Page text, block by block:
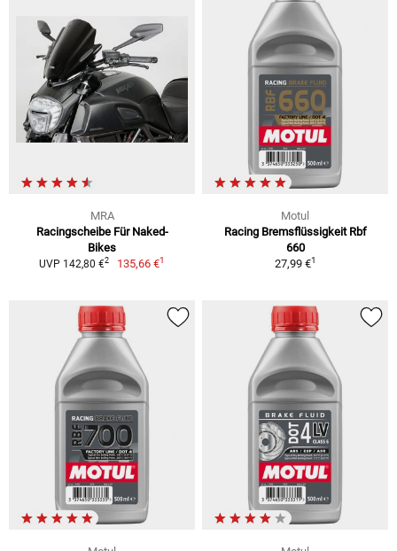
MRA
Racingscheibe Für Naked-
Bikes
UVP 142,80 €2 135,66 €1
Motul
Racing Bremsflüssigkeit Rbf
660
27,99 €1